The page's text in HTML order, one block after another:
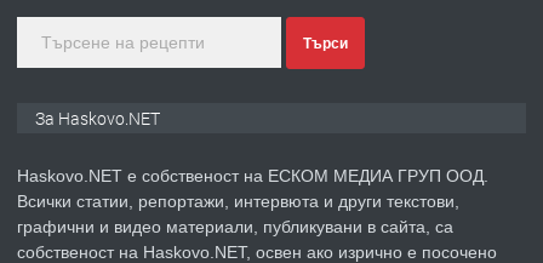
преди 3 дни
ПРЕДЛАГА
Търси
За Haskovo.NET
Haskovo.NET е собственост на ЕСКОМ МЕДИА ГРУП ООД.
Всички статии, репортажи, интервюта и други текстови,
графични и видео материали, публикувани в сайта, са
собственост на Haskovo.NET, освен ако изрично е посочено